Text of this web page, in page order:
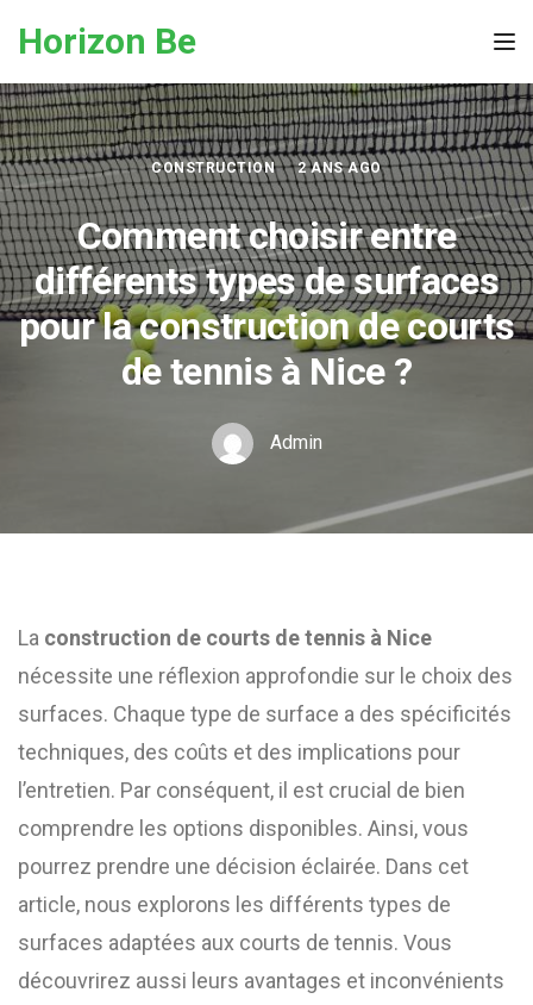
Horizon Be
CONSTRUCTION 2 ANS AGO
Comment choisir entre
différents types de surfaces
pour la construction de courts
de tennis à Nice ?
Admin
La construction de courts de tennis à Nice
nécessite une réflexion approfondie sur le choix des
surfaces. Chaque type de surface a des spécificités
techniques, des coûts et des implications pour
l’entretien. Par conséquent, il est crucial de bien
comprendre les options disponibles. Ainsi, vous
pourrez prendre une décision éclairée. Dans cet
article, nous explorons les différents types de
surfaces adaptées aux courts de tennis. Vous
découvrirez aussi leurs avantages et inconvénients